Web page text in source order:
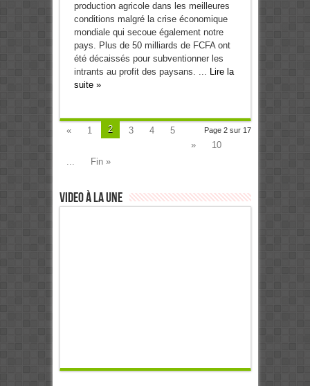
production agricole dans les meilleures
conditions malgré la crise économique
mondiale qui secoue également notre
pays. Plus de 50 milliards de FCFA ont
été décaissés pour subventionner les
intrants au profit des paysans. ... Lire la
suite »
Page 2 sur 17
« 1 2 3 4
5
»
10
...
Fin »
Video à la Une